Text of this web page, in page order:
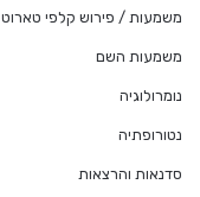
משמעות / פירוש קלפי טארוט
משמעות השם
נומרולוגיה
נטורופתיה
סדנאות והרצאות